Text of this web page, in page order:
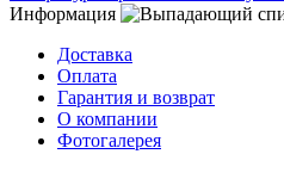
Информация
Доставка
Оплата
Гарантия и возврат
О компании
Фотогалерея